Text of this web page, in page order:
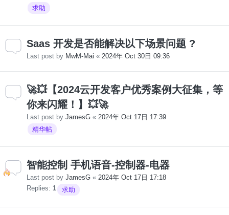
求助
Saas 开发是否能解决以下场景问题 ?
Last post by MwM-Mai « 2024年 Oct 30日 09:36
🚀💥【2024云开发客户优秀案例大征集，等
你来闪耀！】💥🚀
Last post by JamesG « 2024年 Oct 17日 17:39
精华帖
智能控制 手机语音-控制器-电器
Last post by JamesG « 2024年 Oct 17日 17:18
Replies: 1 求助